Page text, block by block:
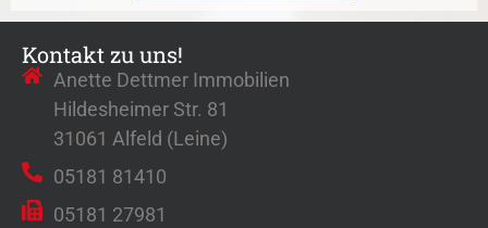
Kontakt zu uns!
Anette Dettmer Immobilien
Hildesheimer Str. 81
31061 Alfeld (Leine)
05181 81410
05181 27981